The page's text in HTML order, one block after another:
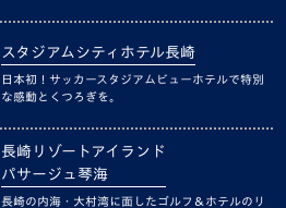
スタジアムシティホテル長崎
日本初！サッカースタジアムビューホテルで特別
な感動とくつろぎを。
長崎リゾートアイランド
パサージュ琴海
長崎の内海・大村湾に面したゴルフ＆ホテルのリ